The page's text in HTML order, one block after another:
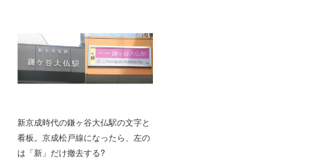
新京成時代の鎌ヶ谷大仏駅の文字と
看板。京成松戸線になったら、左の
は「新」だけ撤去する?